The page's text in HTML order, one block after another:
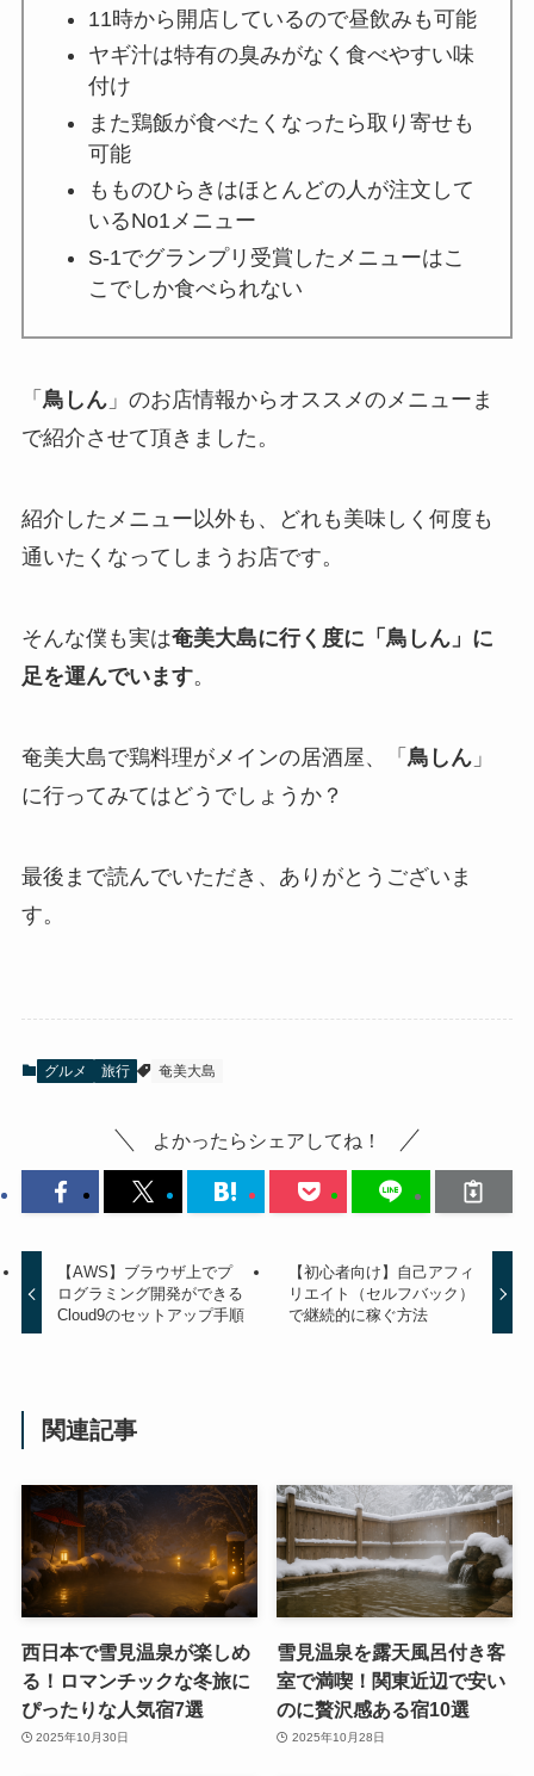
11時から開店しているので昼飲みも可能
ヤギ汁は特有の臭みがなく食べやすい味
付け
また鶏飯が食べたくなったら取り寄せも
可能
もものひらきはほとんどの人が注文して
いるNo1メニュー
S-1でグランプリ受賞したメニューはこ
こでしか食べられない
「 鳥しん」のお店情報からオススメのメニューま
で紹介させて頂きました。
紹介したメニュー以外も、どれも美味しく何度も
通いたくなってしまうお店です。
そんな僕も実は奄美大島に行く度に「鳥しん」に
足を運んでいます。
奄美大島で鶏料理がメインの居酒屋、「 鳥しん」
に行ってみてはどうでしょうか？
最後まで読んでいただき、ありがとうございま
す。
グルメ 旅行 奄美大島
よかったらシェアしてね！
【AWS】ブラウザ上でプ
ログラミング開発ができる
Cloud9のセットアップ手順
【初心者向け】自己アフィ
リエイト（セルフバック）
で継続的に稼ぐ方法
関連記事
西日本で雪見温泉が楽しめ
る！ロマンチックな冬旅に
ぴったりな人気宿7選
2025年10月30日
雪見温泉を露天風呂付き客
室で満喫！関東近辺で安い
のに贅沢感ある宿10選
2025年10月28日